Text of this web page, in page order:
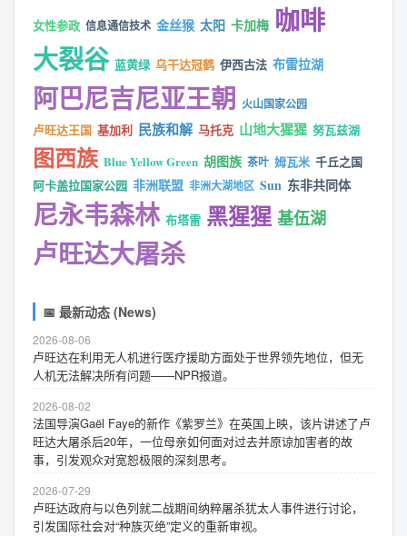
女性参政 信息通信技术 金丝猴 太阳 卡加梅 咖啡
大裂谷 蓝黄绿 乌干达冠鹤 伊西古法 布雷拉湖
阿巴尼吉尼亚王朝 火山国家公园
卢旺达王国 基加利 民族和解 马托克 山地大猩猩 努瓦兹湖
图西族 Blue Yellow Green 胡图族 茶叶 姆瓦米 千丘之国
阿卡盖拉国家公园 非洲联盟 非洲大湖地区 Sun 东非共同体
尼永韦森林 布塔雷 黑猩猩 基伍湖
卢旺达大屠杀
📅 最新动态 (News)
2026-08-06
卢旺达在利用无人机进行医疗援助方面处于世界领先地位，但无
人机无法解决所有问题——NPR报道。
2026-08-02
法国导演Gaël Faye的新作《紫罗兰》在英国上映，该片讲述了卢
旺达大屠杀后20年，一位母亲如何面对过去并原谅加害者的故
事，引发观众对宽恕极限的深刻思考。
2026-07-29
卢旺达政府与以色列就二战期间纳粹屠杀犹太人事件进行讨论，
引发国际社会对“种族灭绝”定义的重新审视。